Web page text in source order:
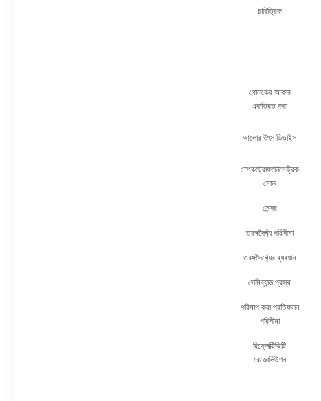
চারিত্রিক
গোলকের আকার
একত্রিত করা
আলোর উৎস ডিভাইস
স্পেকট্রোফটোমেট্রিক
মোড
সেন্সর
তরঙ্গদৈর্ঘ্য পরিসীমা
তরঙ্গদৈর্ঘ্যের ব্যবধান
সেমিব্যান্ড প্রস্থ
পরিমাপ করা প্রতিফলন
পরিসীমা
রিফ্লেক্টিভিটি
রেজোলিউশন